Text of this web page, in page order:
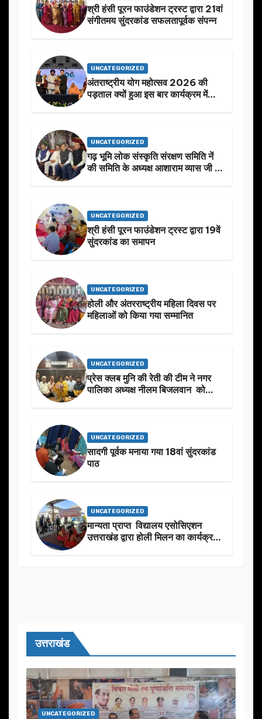
श्री हंसी पूरन फाउंडेशन ट्रस्ट द्वारा 21वां
संगीतमय सुंदरकांड सफलतापूर्वक संपन्न
UNCATEGORIZED
अंतराष्ट्रीय योग महोत्सव 2026 की
पड़ताल क्यों हुआ इस बार कार्यक्रम में
UNCATEGORIZED
गढ़ भूमि लोक संस्कृति संरक्षण समिति नें
की समिति के अध्यक्ष आशाराम व्यास जी के
UNCATEGORIZED
श्री हंसी पूरन फाउंडेशन ट्रस्ट द्वारा 19वें
सुंदरकांड का समापन
UNCATEGORIZED
होली और अंतरराष्ट्रीय महिला दिवस पर
महिलाओं को किया गया सम्मानित
UNCATEGORIZED
प्रेस क्लब मुनि की रेती की टीम ने नगर
पालिका अध्यक्ष नीलम बिजलवान को
UNCATEGORIZED
सादगी पूर्वक मनाया गया 18वां सुंदरकांड
पाठ
UNCATEGORIZED
मान्यता प्राप्त विद्यालय एसोसिएशन
उत्तराखंड द्वारा होली मिलन का कार्यक्रम
उत्तराखंड
UNCATEGORIZED